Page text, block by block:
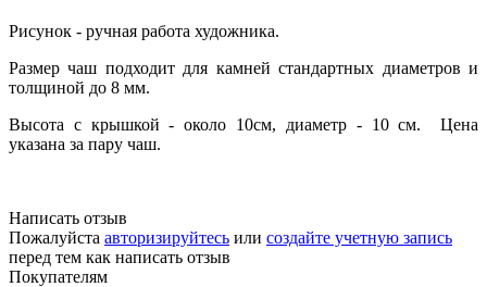
Рисунок - ручная работа художника.
Размер чаш подходит для камней стандартных диаметров и
толщиной до 8 мм.
Высота с крышкой - около 10см, диаметр - 10 см. Цена
указана за пару чаш.
Написать отзыв
Пожалуйста авторизируйтесь или создайте учетную запись
перед тем как написать отзыв
Покупателям